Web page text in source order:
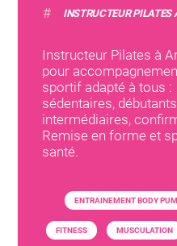
# INSTRUCTEUR PILATES
Instructeur Pilates à
pour
sportif adapté à tous :
sédentaires, débutants
intermédiaires,
Remise en forme et
santé.
ENTRAINEMENT BODY
FITNESS MUSCULATION